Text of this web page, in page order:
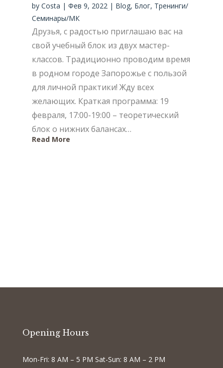
by Costa | Фев 9, 2022| Blog, Блог, Тренинги/
Семинары/МК
Друзья, с радостью приглашаю вас на
свой учебный блок из двух мастер-
классов. Традиционно проводим время
в родном городе Запорожье с пользой
для личной практики! Жду всех
желающих. Краткая программа: 19
февраля, 17:00-19:00 – теоретический
блок о нижних балансах…
Read More
Opening Hours
Mon-Fri: 8 AM – 5 PM Sat-Sun: 8 AM – 2 PM